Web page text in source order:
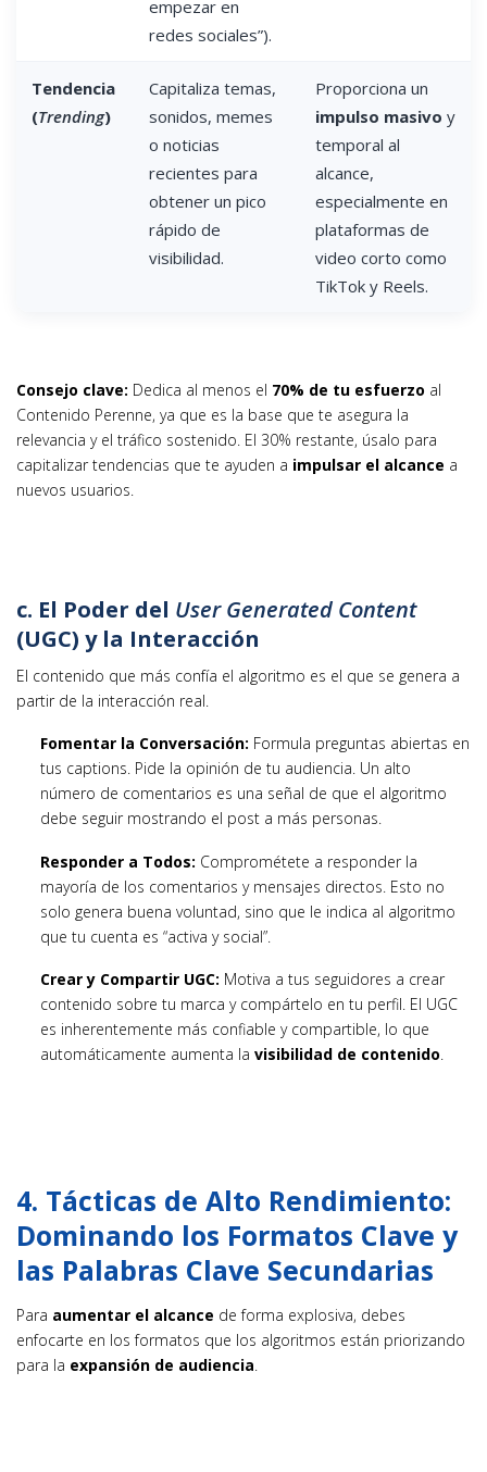
empezar en
redes sociales”).
Tendencia
(Trending)
Capitaliza temas,
sonidos, memes
o noticias
recientes para
obtener un pico
rápido de
visibilidad.
Proporciona un
impulso masivo y
temporal al
alcance,
especialmente en
plataformas de
video corto como
TikTok y Reels.
Consejo clave: Dedica al menos el 70% de tu esfuerzo al
Contenido Perenne, ya que es la base que te asegura la
relevancia y el tráfico sostenido. El 30% restante, úsalo para
capitalizar tendencias que te ayuden a impulsar el alcance a
nuevos usuarios.
c. El Poder del User Generated Content
(UGC) y la Interacción
El contenido que más confía el algoritmo es el que se genera a
partir de la interacción real.
Fomentar la Conversación: Formula preguntas abiertas en
tus captions. Pide la opinión de tu audiencia. Un alto
número de comentarios es una señal de que el algoritmo
debe seguir mostrando el post a más personas.
Responder a Todos: Comprométete a responder la
mayoría de los comentarios y mensajes directos. Esto no
solo genera buena voluntad, sino que le indica al algoritmo
que tu cuenta es “activa y social”.
Crear y Compartir UGC: Motiva a tus seguidores a crear
contenido sobre tu marca y compártelo en tu perfil. El UGC
es inherentemente más confiable y compartible, lo que
automáticamente aumenta lavisibilidad de contenido
4. Tácticas de Alto Rendimiento:
Dominando los Formatos Clave y
las Palabras Clave Secundarias
Para aumentar el alcance de forma explosiva, debes
enfocarte en los formatos que los algoritmos están priorizando
para la expansión de audiencia.